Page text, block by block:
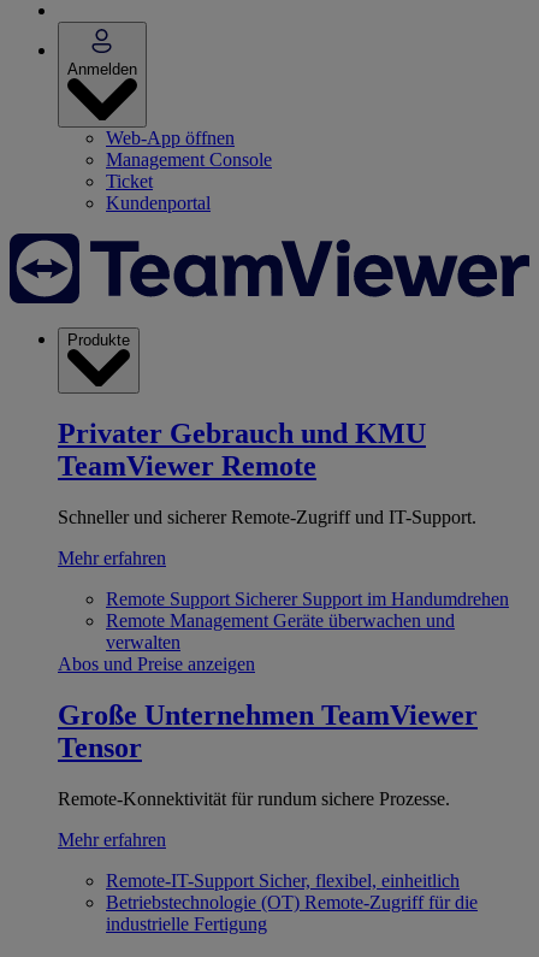
Anmelden
Web-App öffnen
Management Console
Ticket
Kundenportal
Produkte
Privater Gebrauch und KMU
TeamViewer Remote
Schneller und sicherer Remote-Zugriff und IT-Support.
Mehr erfahren
Remote Support Sicherer Support im Handumdrehen
Remote Management Geräte überwachen und
verwalten
Abos und Preise anzeigen
Große Unternehmen TeamViewer
Tensor
Remote-Konnektivität für rundum sichere Prozesse.
Mehr erfahren
Remote-IT-Support Sicher, flexibel, einheitlich
Betriebstechnologie (OT) Remote-Zugriff für die
industrielle Fertigung